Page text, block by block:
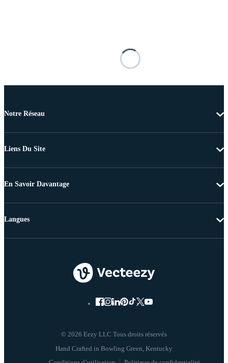
Notre Réseau
Liens Du Site
En Savoir Davantage
© 2026 Eezy LLC Tous droits réservés
Langues